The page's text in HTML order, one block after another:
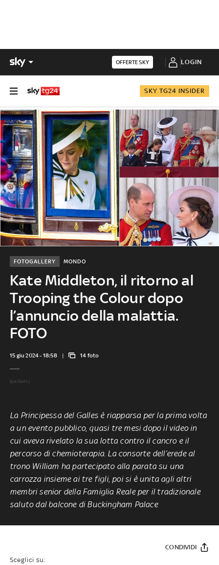
OFFERTE SKY LOGIN
SKY TG24 INSIDER
Kate Middleton, il ritorno al
Trooping the Colour dopo
l’annuncio della malattia.
FOTO
MONDO
FOTOGALLERY
15 giu 2024 - 18:58 14 foto
Ipa/Getty
La Principessa del Galles è riapparsa per la prima volta
a un evento pubblico, quasi tre mesi dopo il video in
cui aveva rivelato la sua lotta contro il cancro e il
percorso di chemioterapia. La consorte dell’erede al
trono William ha partecipato alla parata su una
carrozza insieme ai tre figli, poi si è unita agli altri
membri senior della Famiglia Reale per il tradizionale
saluto dal balcone di Buckingham Palace
Sceglici su:
CONDIVIDI